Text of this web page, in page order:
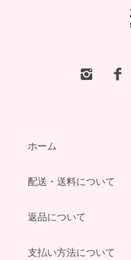
ホーム
配送・送料について
返品について
支払い方法について